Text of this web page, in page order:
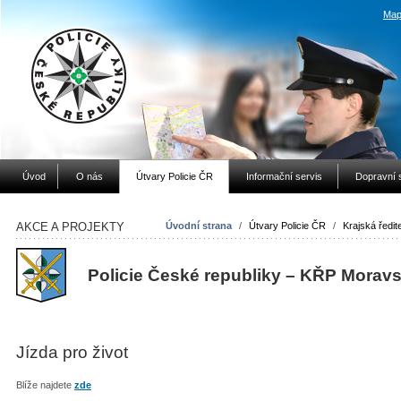
Úvod O nás Útvary Policie ČR Informační servis Dopravní
Úvodní strana / Útvary Policie ČR / Krajská
AKCE A PROJEKTY
Policie České republiky – KŘP
Jízda pro život
Blíže najdete zde